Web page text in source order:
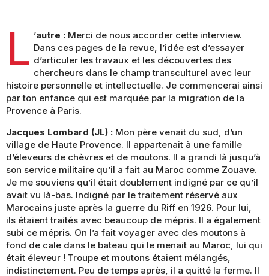
L ’autre :Merci de nous accorder cette interview.
Dans ces pages de la revue, l’idée est d’essayer
d’articuler les travaux et les découvertes des
chercheurs dans le champ transculturel avec leur
histoire personnelle et intellectuelle. Je commencerai ainsi
par ton enfance qui est marquée par la migration de la
Provence à Paris.
Jacques Lombard (JL) : Mon père venait du sud, d’un
village de Haute Provence. Il appartenait à une famille
d’éleveurs de chèvres et de moutons. Il a grandi là jusqu’à
son service militaire qu’il a fait au Maroc comme Zouave.
Je me souviens qu’il était doublement indigné par ce qu’il
avait vu là-bas. Indigné par le traitement réservé aux
Marocains juste après la guerre du Riff en 1926. Pour lui,
ils étaient traités avec beaucoup de mépris. Il a également
subi ce mépris. On l’a fait voyager avec des moutons à
fond de cale dans le bateau qui le menait au Maroc, lui qui
était éleveur ! Troupe et moutons étaient mélangés,
indistinctement. Peu de temps après, il a quitté la ferme. Il